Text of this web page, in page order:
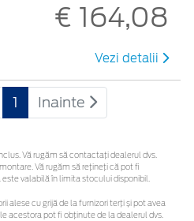
€ 164,08
Vezi detalii
1 Inainte
Vă rugăm să contactaţi dealerul dvs.
Vă rugăm să rețineți că pot fi
valabilă în limita stocului disponibil.
alese cu grijă de la furnizori terți și pot avea
acestora pot fi obținute de la dealerul dvs.